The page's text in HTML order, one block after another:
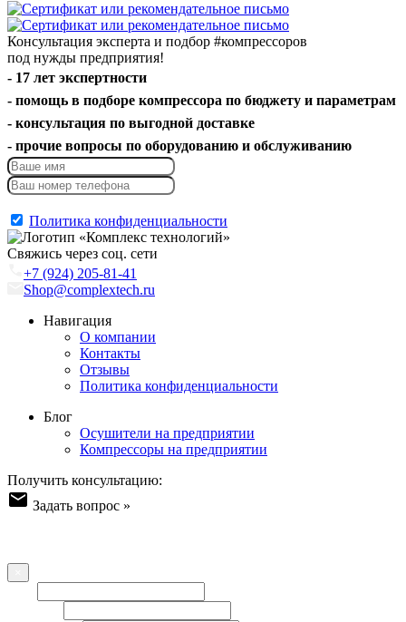
Консультация эксперта и подбор #компрессоров
под нужды предприятия!
- 17 лет экспертности
- помощь в подборе компрессора по бюджету и параметрам
- консультация по выгодной доставке
- прочие вопросы по оборудованию и обслуживанию
Политика конфиденциальности
Свяжись через соц. сети
+7 (924) 205-81-41
Shop@complextech.ru
Навигация
О компании
Контакты
Отзывы
Политика конфиденциальности
Блог
Осушители на предприятии
Компрессоры на предприятии
Получить консультацию:
Задать вопрос »